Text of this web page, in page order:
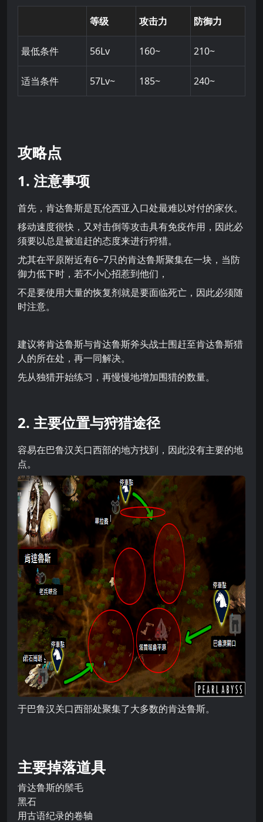
等级 攻击力 防御力
最低条件 56Lv 160~ 210~
适当条件 57Lv~ 185~ 240~
攻略点
1. 注意事项
首先，肯达鲁斯是瓦伦西亚入口处最难以对付的家伙。
移动速度很快，又对击倒等攻击具有免疫作用，因此必
须要以总是被追赶的态度来进行狩猎。
尤其在平原附近有6~7只的肯达鲁斯聚集在一块，当防
御力低下时，若不小心招惹到他们，
不是要使用大量的恢复剂就是要面临死亡，因此必须随
时注意。
建议将肯达鲁斯与肯达鲁斯斧头战士围赶至肯达鲁斯猎
人的所在处，再一同解决。
先从独猎开始练习，再慢慢地增加围猎的数量。
2. 主要位置与狩猎途径
容易在巴鲁汉关口西部的地方找到，因此没有主要的地
点。
于巴鲁汉关口西部处聚集了大多数的肯达鲁斯。
主要掉落道具
肯达鲁斯的鬃毛
黑石
用古语纪录的卷轴